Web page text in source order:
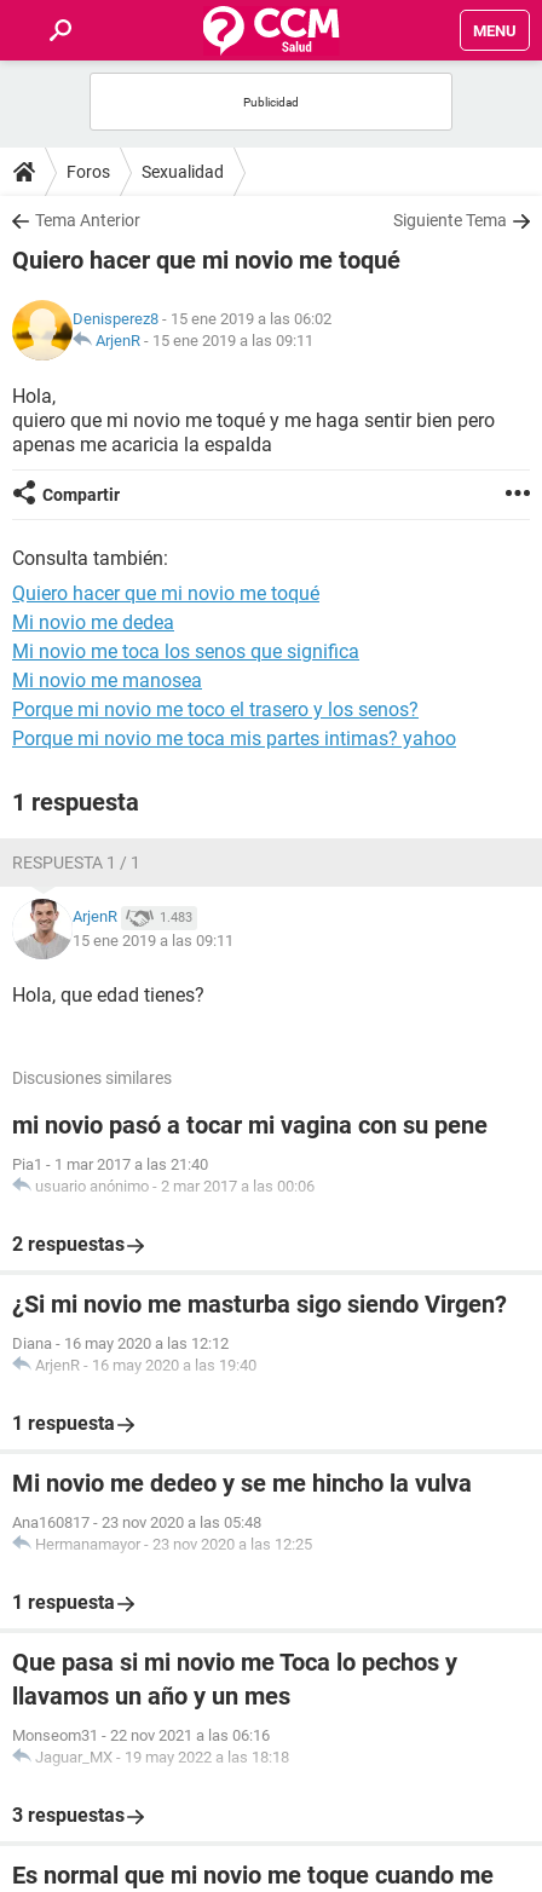
MENU
FOROS
SALUD
FAMILIA
NUTRICIÓN
BIENESTAR
Foros Sexualidad
Tema Anterior Siguiente Tema
Quiero hacer que mi novio me toqué
Denisperez8 - 15 ene 2019 a las 06:02
ArjenR - 15 ene 2019 a las 09:11
Hola,
quiero que mi novio me toqué y me haga sentir bien pero
apenas me acaricia la espalda
Compartir
Consulta también:
Quiero hacer que mi novio me toqué
Mi novio me dedea
Mi novio me toca los senos que significa
Mi novio me manosea
Porque mi novio me toco el trasero y los senos?
Porque mi novio me toca mis partes intimas? yahoo
1 respuesta
RESPUESTA 1 / 1
ArjenR 1.483
15 ene 2019 a las 09:11
Hola, que edad tienes?
Discusiones similares
mi novio pasó a tocar mi vagina con su pene
Pia1 - 1 mar 2017 a las 21:40
usuario anónimo - 2 mar 2017 a las 00:06
2 respuestas
¿Si mi novio me masturba sigo siendo Virgen?
Diana - 16 may 2020 a las 12:12
ArjenR - 16 may 2020 a las 19:40
1 respuesta
Mi novio me dedeo y se me hincho la vulva
Ana160817 - 23 nov 2020 a las 05:48
Hermanamayor - 23 nov 2020 a las 12:25
1 respuesta
Que pasa si mi novio me Toca lo pechos y
llavamos un año y un mes
Monseom31 - 22 nov 2021 a las 06:16
Jaguar_MX - 19 may 2022 a las 18:18
3 respuestas
Es normal que mi novio me toque cuando me